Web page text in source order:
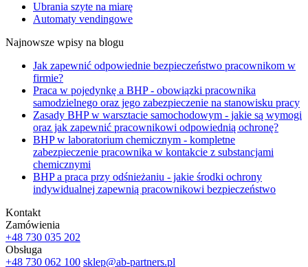
Ubrania szyte na miarę
Automaty vendingowe
Najnowsze wpisy na blogu
Jak zapewnić odpowiednie bezpieczeństwo pracownikom w
firmie?
Praca w pojedynkę a BHP - obowiązki pracownika
samodzielnego oraz jego zabezpieczenie na stanowisku pracy
Zasady BHP w warsztacie samochodowym - jakie są wymogi
oraz jak zapewnić pracownikowi odpowiednią ochronę?
BHP w laboratorium chemicznym - kompletne
zabezpieczenie pracownika w kontakcie z substancjami
chemicznymi
BHP a praca przy odśnieżaniu - jakie środki ochrony
indywidualnej zapewnią pracownikowi bezpieczeństwo
Kontakt
Zamówienia
+48 730 035 202
Obsługa
+48 730 062 100 sklep@ab-partners.pl